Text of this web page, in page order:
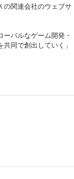
の関連会社のウェブサ
バルなゲーム開発・
同で創出していく」